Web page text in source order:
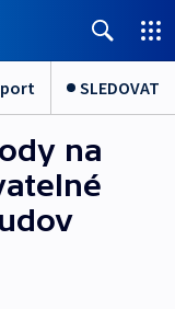
SLEDOVAT
na